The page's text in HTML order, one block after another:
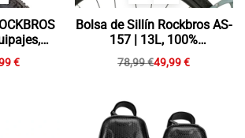
35L
€
Bolsa de Sillín Rockbros AS-
157 | 13L, 100%
Impermeable
78,99€49,99€